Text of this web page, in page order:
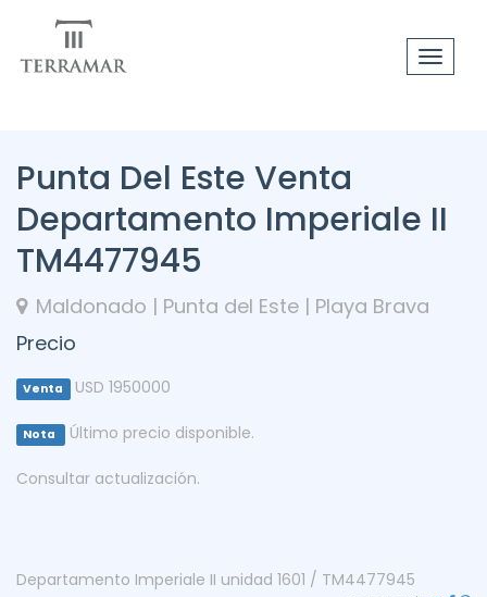
Toggle
Punta Del Este Venta
Departamento Imperiale II
TM4477945
Maldonado | Punta del Este | Playa Brava
Precio
Venta USD 1950000
Nota Último precio disponible.
Consultar actualización.
Departamento Imperiale II unidad 1601 / TM4477945